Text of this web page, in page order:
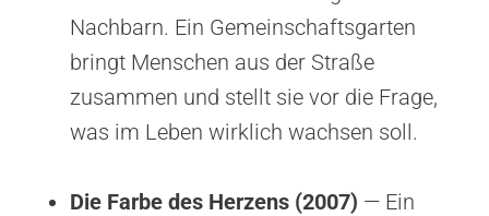
Nachbarn. Ein Gemeinschaftsgarten
bringt Menschen aus der Straße
zusammen und stellt sie vor die Frage,
was im Leben wirklich wachsen soll.
Die Farbe des Herzens (2007) — Ein